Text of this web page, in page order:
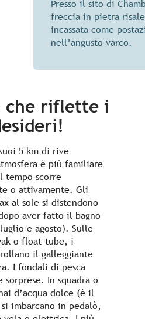
Presso il sito di
freccia in pietra
incassata come
nell’angusto varco.
che riflette i
5 km di rive
è più familiare
tempo scorre
o attivamente. Gli
al sole si distendono
aver fatto il bagno
e agosto). Sulle
o float-tube, i
il galleggiante
I fondali di pesca
sorprese. In squadra o
d’acqua dolce (è il
imbarcano in pedalò,